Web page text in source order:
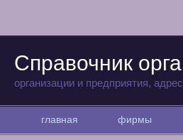
Справочник
организации и предприятия,
главная фирмы